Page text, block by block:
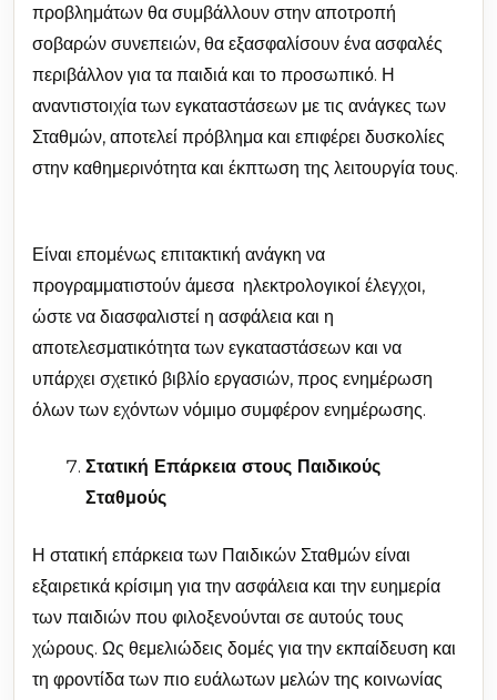
προβλημάτων θα συμβάλλουν στην αποτροπή
σοβαρών συνεπειών, θα εξασφαλίσουν ένα ασφαλές
περιβάλλον για τα παιδιά και το προσωπικό. Η
αναντιστοιχία των εγκαταστάσεων με τις ανάγκες των
Σταθμών, αποτελεί πρόβλημα και επιφέρει δυσκολίες
στην καθημερινότητα και έκπτωση της λειτουργία τους.
Είναι επομένως επιτακτική ανάγκη να
προγραμματιστούν άμεσα ηλεκτρολογικοί έλεγχοι,
ώστε να διασφαλιστεί η ασφάλεια και η
αποτελεσματικότητα των εγκαταστάσεων και να
υπάρχει σχετικό βιβλίο εργασιών, προς ενημέρωση
όλων των εχόντων νόμιμο συμφέρον ενημέρωσης.
Στατική Επάρκεια στους Παιδικούς
Σταθμούς
Η στατική επάρκεια των Παιδικών Σταθμών είναι
εξαιρετικά κρίσιμη για την ασφάλεια και την ευημερία
των παιδιών που φιλοξενούνται σε αυτούς τους
χώρους. Ως θεμελιώδεις δομές για την εκπαίδευση και
τη φροντίδα των πιο ευάλωτων μελών της κοινωνίας